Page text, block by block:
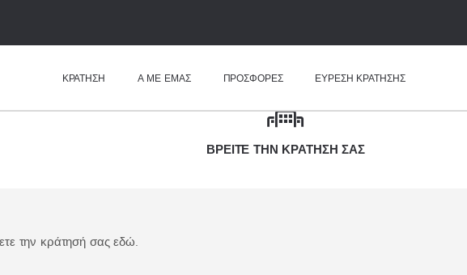
ΚΡΑΤΗΣΗ Α ΜΕ ΕΜΑΣ ΠΡΟΣΦΟΡΈΣ ΕΥΡΕΣΗ ΚΡΑΤΗΣΗΣ
ΒΡΕΊΤΕ ΤΗΝ ΚΡΆΤΗΣΉ ΣΑΣ
την κράτησή σας εδώ.